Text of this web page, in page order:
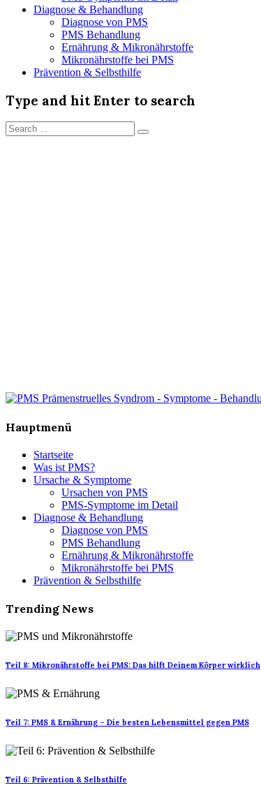
Diagnose & Behandlung
Diagnose von PMS
PMS Behandlung
Ernährung & Mikronährstoffe
Mikronährstoffe bei PMS
Prävention & Selbsthilfe
Type and hit Enter to search
Hauptmenü
Startseite
Was ist PMS?
Ursache & Symptome
Ursachen von PMS
PMS-Symptome im Detail
Diagnose & Behandlung
Diagnose von PMS
PMS Behandlung
Ernährung & Mikronährstoffe
Mikronährstoffe bei PMS
Prävention & Selbsthilfe
Trending News
Teil 8: Mikronährstoffe bei PMS: Das hilft Deinem Körper wirklich
Teil 7: PMS & Ernährung – Die besten Lebensmittel gegen PMS
Teil 6: Prävention & Selbsthilfe